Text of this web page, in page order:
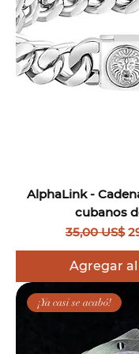
AlphaLink -
cubanos
Precio
35,00 US$
Agregar
¡Ya casi se acabó!